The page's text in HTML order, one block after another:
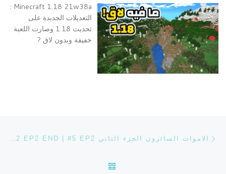
Minecraft 1.18 21w38a :
التعديلات الجدبدة على
تحديث 1.18 وصارت اللعبة
خفيفة وبدون لاق ?
تصفح التدوينة الاموات السائرون الجزء الثاني THE WALKING DEAD SEASON 2 EP2 END | #5 EP2
BACK TO POST LIST